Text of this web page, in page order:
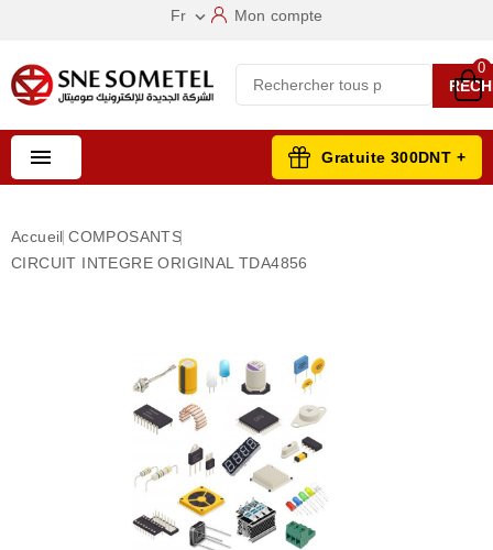
Fr  Mon compte
0
 Gratuite 300DNT +
Accueil COMPOSANTS
CIRCUIT INTEGRE ORIGINAL TDA4856